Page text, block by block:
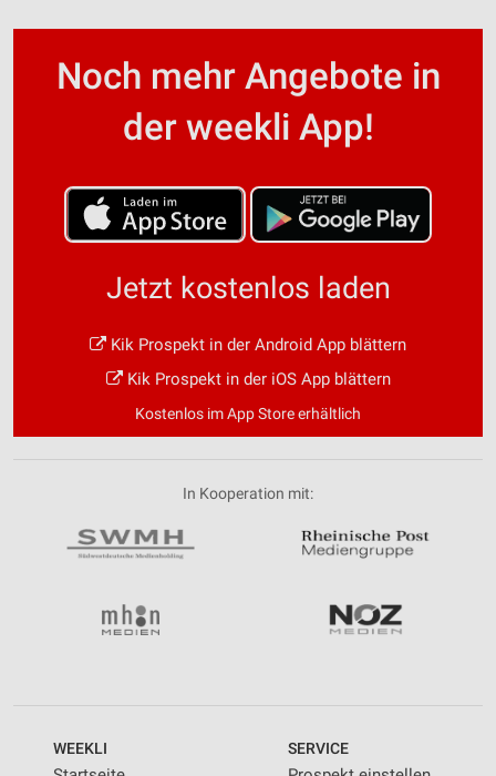
Noch mehr Angebote in
der weekli App!
Jetzt kostenlos laden
Kik Prospekt in der Android App blättern
Kik Prospekt in der iOS App blättern
Kostenlos im App Store erhältlich
In Kooperation mit:
WEEKLI SERVICE